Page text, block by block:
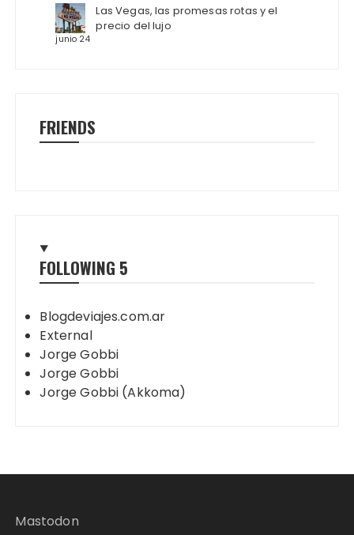
Las Vegas, las promesas rotas y el
precio del lujo
junio 24
FRIENDS
FOLLOWING 5
Blogdeviajes.com.ar
External
Jorge Gobbi
Jorge Gobbi
Jorge Gobbi (Akkoma)
Mastodon